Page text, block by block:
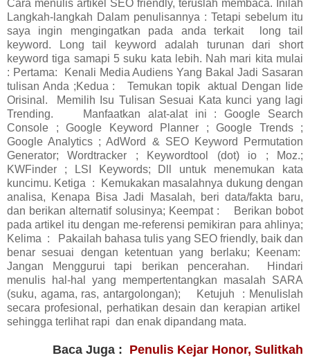
Cara menulis artikel SEO friendly, teruslah membaca. Inilah
Langkah-langkah Dalam penulisannya : Tetapi sebelum itu
saya ingin mengingatkan pada anda terkait long tail
keyword. Long tail keyword adalah turunan dari short
keyword tiga samapi 5 suku kata lebih. Nah mari kita mulai
: Pertama:
Kenali Media Audiens Yang Bakal Jadi Sasaran
tulisan Anda ;Kedua :
Temukan topik
aktual Dengan Iide
Orisinal.
Memilih Isu Tulisan Sesuai Kata kunci yang lagi
Trending.
Manfaatkan alat-alat ini : Google Search
Console ; Google Keyword Planner ; Google Trends ;
Google Analytics ; AdWord & SEO Keyword Permutation
Generator; Wordtracker ; Keywordtool (dot) io ; Moz.;
KWFinder ; LSI Keywords; Dll untuk menemukan kata
kuncimu. Ketiga
:
Kemukakan masalahnya dukung dengan
analisa, Kenapa Bisa Jadi Masalah, beri data/fakta baru,
dan berikan alternatif solusinya; Keempat :
Berikan bobot
pada artikel itu dengan me-referensi pemikiran para ahlinya;
Kelima :
Pakailah bahasa tulis yang SEO friendly, baik dan
benar sesuai dengan ketentuan yang berlaku; Keenam:
Jangan Menggurui tapi berikan pencerahan.
Hindari
menulis hal-hal yang mempertentangkan masalah SARA
(suku, agama, ras, antargolongan);
Ketujuh
: Menulislah
secara profesional, perhatikan desain dan kerapian artikel
sehingga terlihat rapi dan enak dipandang mata.
Baca Juga : Penulis Kejar Honor, Sulitkah